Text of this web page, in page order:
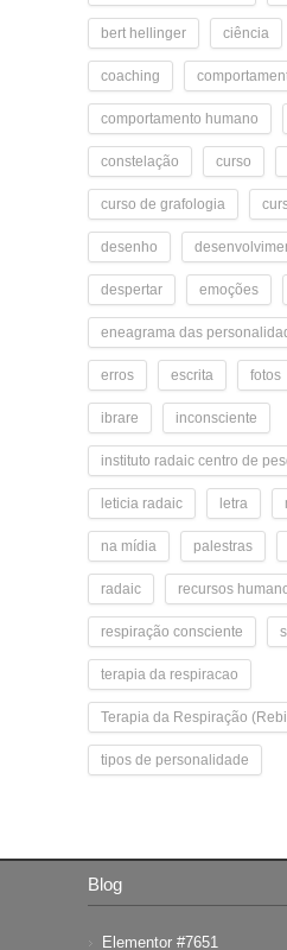
bert hellinger ciência
coaching
comportamento humano
constelação curso
curso de grafologia
desenho
despertar emoções
eneagrama das
erros escrita fotos
ibrare inconsciente
instituto radaic centro de
leticia radaic letra
na mídia palestras
radaic recursos
respiração consciente
terapia da respiracao
Terapia da Respiração
tipos de personalidade
Blog
Elementor #7651